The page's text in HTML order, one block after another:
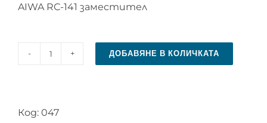
AIWA RC-141 заместител
количество
за
ДОБАВЯНЕ В КОЛИЧКАТА
Код: 047